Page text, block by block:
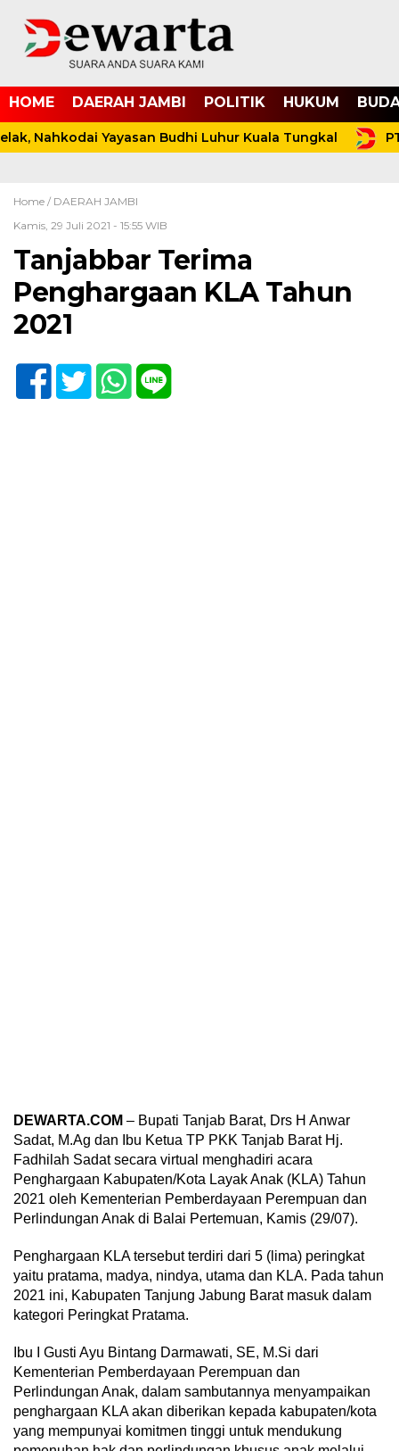
HOME DAERAH JAMBI POLITIK HUKUM
Nahkodai Yayasan Budhi Luhur Kuala Tungkal
Home / DAERAH JAMBI
Kamis, 29 Juli 2021 - 15:55 WIB
Tanjabbar Terima
Penghargaan KLA Tahun
2021
DEWARTA.COM – Bupati Tanjab Barat, Drs H Anwar
Sadat, M.Ag dan Ibu Ketua TP PKK Tanjab Barat Hj.
Fadhilah Sadat secara virtual menghadiri acara
Penghargaan Kabupaten/Kota Layak Anak (KLA) Tahun
2021 oleh Kementerian Pemberdayaan Perempuan dan
Perlindungan Anak di Balai Pertemuan, Kamis (29/07).
Penghargaan KLA tersebut terdiri dari 5 (lima) peringkat
yaitu pratama, madya, nindya, utama dan KLA. Pada tahun
2021 ini, Kabupaten Tanjung Jabung Barat masuk dalam
kategori Peringkat Pratama.
Ibu I Gusti Ayu Bintang Darmawati, SE, M.Si dari
Kementerian Pemberdayaan Perempuan dan
Perlindungan Anak, dalam sambutannya menyampaikan
penghargaan KLA akan diberikan kepada kabupaten/kota
yang mempunyai komitmen tinggi untuk mendukung